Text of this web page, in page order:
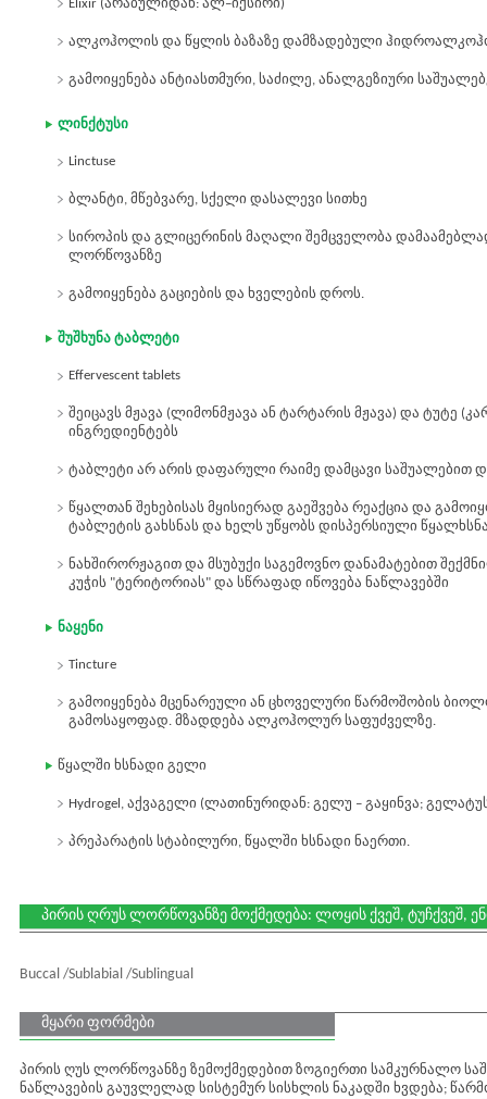
Elixir (არაბულიდან: ალ–იქსირი)
ალკოჰოლის და წყლის ბაზაზე დამზადებული
გამოიყენება ანტიასთმური, საძილე, ანალგეზიური
ლინქტუსი
Linctuse
ბლანტი, მწებვარე, სქელი დასალევი სითხე
სიროპის და გლიცერინის მაღალი შემცველობა
ლორწოვანზე
გამოიყენება გაციების და ხველების დროს.
შუშხუნა ტაბლეტი
Effervescent tablets
შეიცავს მჟავა (ლიმონმჟავა ან ტარტარის მჟავა) და ტუტე
ინგრედიენტებს
ტაბლეტი არ არის დაფარული რაიმე დამცავი საშუალებით
წყალთან შეხებისას მყისიერად გაეშვება რეაქცია და
ტაბლეტის გახსნას და ხელს უწყობს დისპერსიული
ნახშირორჟაგით და მსუბუქი საგემოვნო დანამატებით
კუჭის "ტერიტორიას" და სწრაფად იწოვება ნაწლავებში
ნაყენი
Tincture
გამოიყენება მცენარეული ან ცხოველური წარმოშობის
გამოსაყოფად. მზადდება ალკოჰოლურ საფუძველზე.
წყალში ხსნადი გელი
Hydrogel, აქვაგელი (ლათინურიდან: გელუ – გაყინვა;
პრეპარატის სტაბილური, წყალში ხსნადი ნაერთი.
პირის ღრუს ლორწოვანზე მოქმედება: ლოყის ქვეშ, ტუჩქვეშ,
Buccal /Sublabial /Sublingual
მყარი ფორმები
პირის ღუს ლორწოვანზე ზემოქმედებით ზოგიერთი სამკურნალო
ნაწლავების გაუვლელად სისტემურ სისხლის ნაკადში ხვდება;